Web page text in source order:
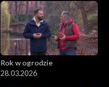
Rok w ogrodzie
28.03.2026